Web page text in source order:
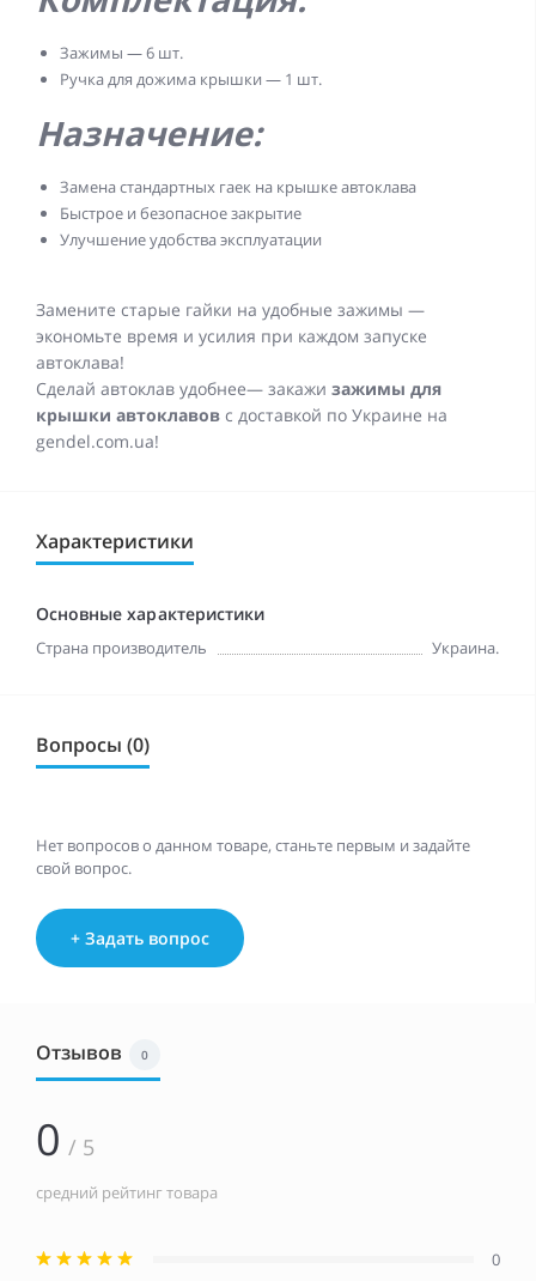
Зажимы — 6 шт.
Ручка для дожима крышки — 1 шт.
Назначение:
Замена стандартных гаек на крышке автоклава
Быстрое и безопасное закрытие
Улучшение удобства эксплуатации
Замените старые гайки на удобные зажимы —
экономьте время и усилия при каждом запуске
автоклава!
Сделай автоклав удобнее— закажи зажимы для
крышки автоклавов с доставкой по Украине на
gendel.com.ua!
Характеристики
Основные характеристики
Страна производитель Украина.
Вопросы (0)
Нет вопросов о данном товаре, станьте первым и задайте
свой вопрос.
+ Задать вопрос
Отзывов 0
0 / 5
средний рейтинг товара
0